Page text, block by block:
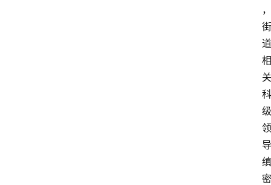
，
街
道
相
关
科
级
领
导
缜
密